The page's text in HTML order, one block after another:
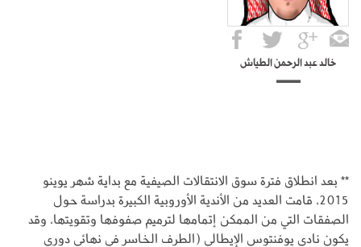
خالد عبد الرحمن الطياش
** بعد انطلاق فترة سوق الانتقالات الصيفية مع بداية شهر يوينو
2015، قامت العديد من الأندية الأوروبية الكبيرة بدراسة حول
الصفقات التي من الممكن إتمامها لترميم صفوفها وتقويتها، وقد
يكون نادي يوفنتوس الإيطالي (الطرف الخاسر في نهائي دوري